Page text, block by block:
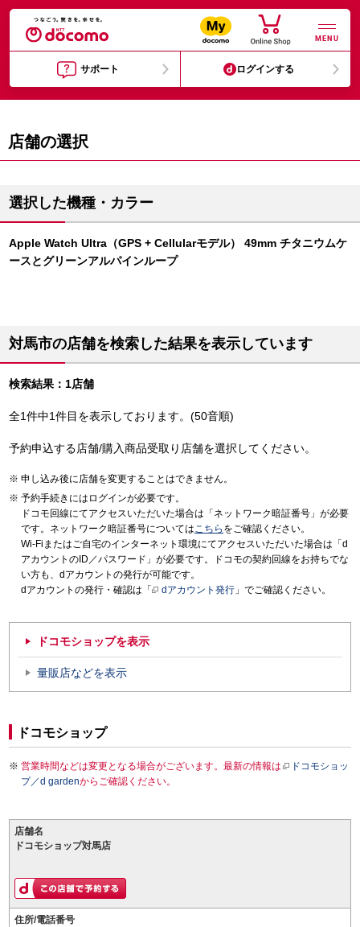
MENU
サポート ログインする
店舗の選択
選択した機種・カラー
Apple Watch Ultra（GPS + Cellularモデル） 49mm チタニウムケ
ースとグリーンアルパインループ
対馬市の店舗を検索した結果を表示しています
検索結果：1店舗
全1件中1件目を表示しております。(50音順)
予約申込する店舗/購入商品受取り店舗を選択してください。
申し込み後に店舗を変更することはできません。
予約手続きにはログインが必要です。
ドコモ回線にてアクセスいただいた場合は「ネットワーク暗証番号」が必要
です。ネットワーク暗証番号についてはこちら をご確認ください。
Wi-Fiまたはご自宅のインターネット環境にてアクセスいただいた場合は「d
アカウントのID／パスワード」が必要です。ドコモの契約回線をお持ちでな
い方も、dアカウントの発行が可能です。
dアカウントの発行・確認は「
dアカウント発行 」でご確認ください。
ドコモショップを表示
量販店などを表示
ドコモショップ
営業時間などは変更となる場合がございます。最新の情報は
ドコモショッ
プ／d gardenからご確認ください。
店舗名
ドコモショップ対馬店
住所/電話番号